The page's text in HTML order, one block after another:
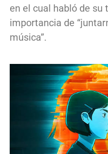
en el cual habló de su
importancia de
música”.